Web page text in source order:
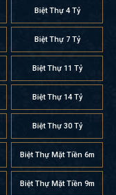
Biệt Thự 4 Tỷ
Biệt Thự 7 Tỷ
Biệt Thự 11 Tỷ
Biệt Thự 14 Tỷ
Biệt Thự 30 Tỷ
Biệt Thự Mặt Tiền 6m
Biệt Thự Mặt Tiền 9m